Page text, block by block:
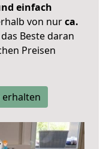
einfach
von nurca.
Beste daran
Preisen
erhalten